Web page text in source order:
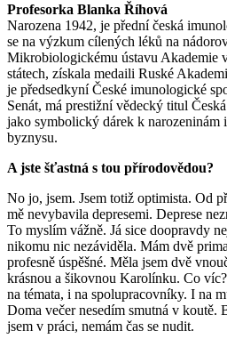
Profesorka Blanka Říhová
Narozena 1942, je přední česká
se na výzkum cílených léků na
Mikrobiologickému ústavu Akademie
státech, získala medaili Ruské
je předsedkyní České imunologické
Senát, má prestižní vědecký titul
jako symbolický dárek k narozeninám
byznysu.
A jste šťastná s tou přírodovědou?
No jo, jsem. Jsem totiž optimista. Od
mě nevybavila depresemi. Deprese
To myslím vážně. Já sice doopravdy
nikomu nic nezáviděla. Mám dvě
profesně úspěšné. Měla jsem dvě
krásnou a šikovnou Karolínku. Co víc?
na témata, i na spolupracovníky. I na
Doma večer nesedím smutná v koutě.
jsem v práci, nemám čas se nudit.